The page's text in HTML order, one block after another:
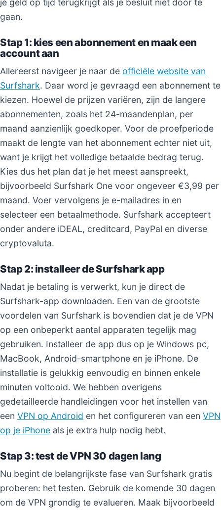
je geld op tijd terugkrijgt als je besluit niet door te
gaan.
Stap 1: kies een abonnement en maak een
account aan
Allereerst navigeer je naar de officiële website van
Surfshark. Daar word je gevraagd een abonnement te
kiezen. Hoewel de prijzen variëren, zijn de langere
abonnementen, zoals het 24-maandenplan, per
maand aanzienlijk goedkoper. Voor de proefperiode
maakt de lengte van het abonnement echter niet uit,
want je krijgt het volledige betaalde bedrag terug.
Kies dus het plan dat je het meest aanspreekt,
bijvoorbeeld Surfshark One voor ongeveer €3,99 per
maand. Voer vervolgens je e-mailadres in en
selecteer een betaalmethode. Surfshark accepteert
onder andere iDEAL, creditcard, PayPal en diverse
cryptovaluta.
Stap 2: installeer de Surfshark app
Nadat je betaling is verwerkt, kun je direct de
Surfshark-app downloaden. Een van de grootste
voordelen van Surfshark is bovendien dat je de VPN
op een onbeperkt aantal apparaten tegelijk mag
gebruiken. Installeer de app dus op je Windows pc,
MacBook, Android-smartphone en je iPhone. De
installatie is gelukkig eenvoudig en binnen enkele
minuten voltooid. We hebben overigens
gedetailleerde handleidingen voor het instellen van
een VPN op Android en het configureren van een VPN
op je iPhone als je extra hulp nodig hebt.
Stap 3: test de VPN 30 dagen lang
Nu begint de belangrijkste fase van Surfshark gratis
proberen: het testen. Gebruik de komende 30 dagen
om de VPN grondig te evalueren. Maak bijvoorbeeld